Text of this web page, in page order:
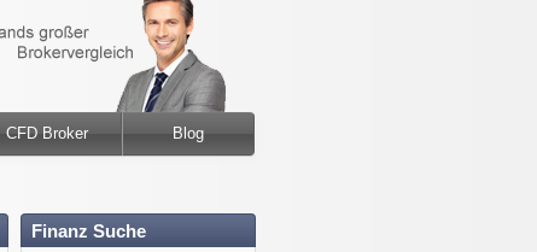
CFD Broker Blog
Finanz Suche